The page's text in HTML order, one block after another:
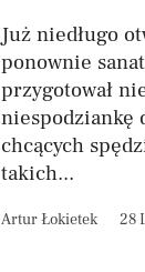
Już niedługo
ponownie
przygotował
niespodziankę
chcących
takich...
Artur Łokietek 28